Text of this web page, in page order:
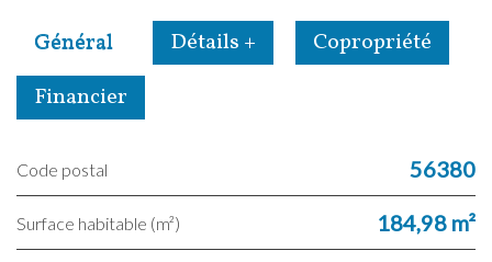
Général Détails +
Copropriété
Financier
Code postal 56380
Surface habitable (m²) 184,98 m²